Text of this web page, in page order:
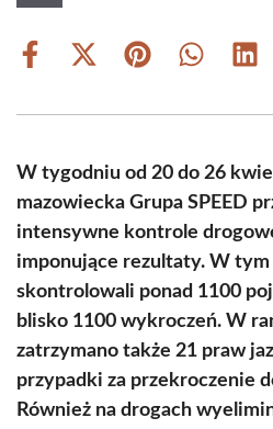
Share
Share
(Twitter)
Share Share
W tygodniu od 20 do 26
mazowiecka Grupa SPEED
intensywne kontrole
imponujące rezultaty. W tym
skontrolowali ponad 1100
blisko 1100 wykroczeń. W
zatrzymano także 21 praw
przypadki za przekroczenie
Również na drogach